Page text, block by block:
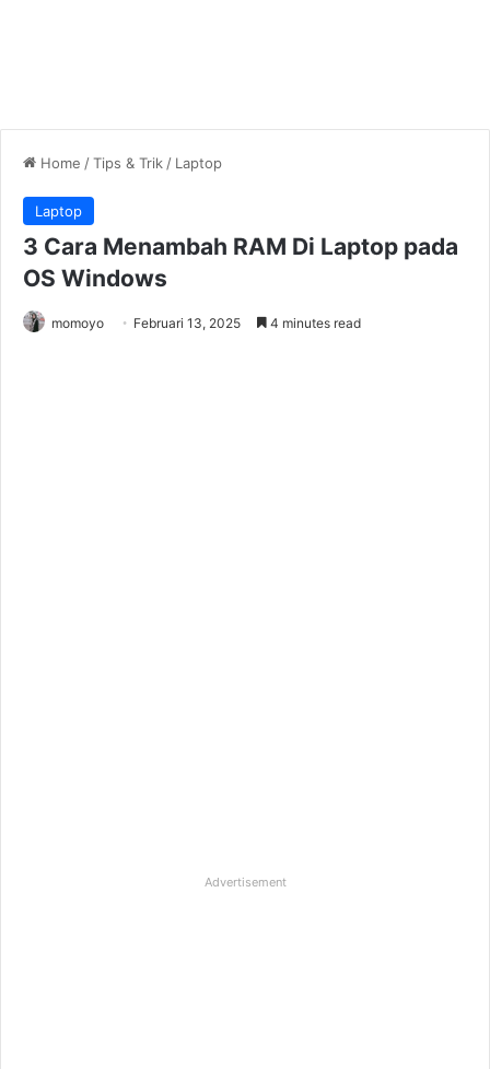
Home /Tips & Trik / Laptop
Laptop
3 Cara Menambah RAM Di Laptop pada
OS Windows
momoyo Februari 13, 2025 4 minutes read
Advertisement